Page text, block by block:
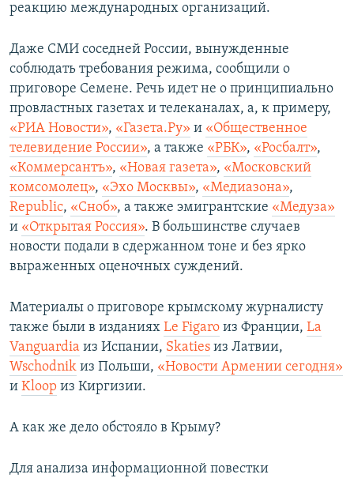
реакцию международных организаций.
Даже СМИ соседней России, вынужденные
соблюдать требования режима, сообщили о
приговоре Семене. Речь идет не о принципиально
провластных газетах и телеканалах, а, к примеру,
«РИА Новости», «Газета.Ру» и «Общественное
телевидение России», а также «РБК», «Росбалт»,
«Коммерсантъ», «Новая газета», «Московский
комсомолец», «Эхо Москвы», «Медиазона»,
Republic, «Сноб», а также эмигрантские «Медуза»
и «Открытая Россия». В большинстве случаев
новости подали в сдержанном тоне и без ярко
выраженных оценочных суждений.
Материалы о приговоре крымскому журналисту
также были в изданиях Le Figaro из Франции, La
Vanguardia из Испании, Skaties из Латвии,
Wschodnik из Польши, «Новости Армении сегодня»
и Kloop из Киргизии.
А как же дело обстояло в Крыму?
Для анализа информационной повестки